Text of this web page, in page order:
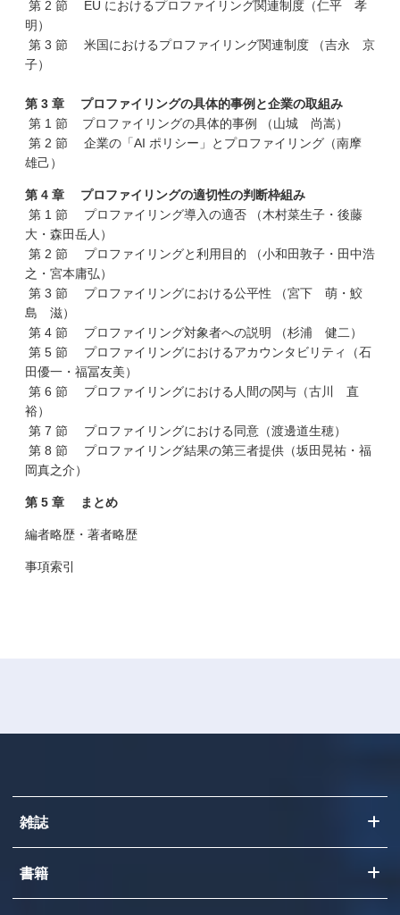
第 2 節 EU におけるプロファイリング関連制度（仁平 孝
明）
第 3 節 米国におけるプロファイリング関連制度 （吉永 京
子）
第 3 章 プロファイリングの具体的事例と企業の取組み
第 1 節 プロファイリングの具体的事例 （山城 尚嵩）
第 2 節 企業の「AI ポリシー」とプロファイリング（南摩
雄己）
第 4 章 プロファイリングの適切性の判断枠組み
第 1 節 プロファイリング導入の適否 （木村菜生子・後藤
大・森田岳人）
第 2 節 プロファイリングと利用目的 （小和田敦子・田中浩
之・宮本庸弘）
第 3 節 プロファイリングにおける公平性 （宮下 萌・鮫
島 滋）
第 4 節 プロファイリング対象者への説明 （杉浦 健二）
第 5 節 プロファイリングにおけるアカウンタビリティ（石
田優一・福冨友美）
第 6 節 プロファイリングにおける人間の関与（古川 直
裕）
第 7 節 プロファイリングにおける同意（渡邊道生穂）
第 8 節 プロファイリング結果の第三者提供（坂田晃祐・福
岡真之介）
第 5 章 まとめ
編者略歴・著者略歴
事項索引
雑誌
書籍